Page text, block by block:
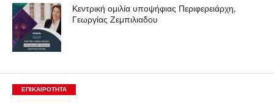
Κεντρική ομιλία υποψήφιας Περιφερειάρχη,
Γεωργίας Ζεμπιλιαδου
ΕΠΙΚΑΙΡΟΤΗΤΑ